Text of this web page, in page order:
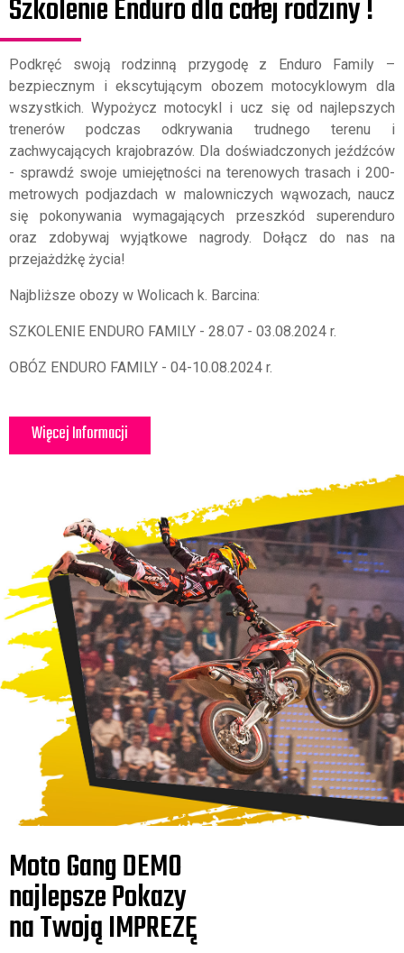
Szkolenie Enduro dla całej rodziny !
Podkręć swoją rodzinną przygodę z Enduro Family –
bezpiecznym i ekscytującym obozem motocyklowym dla
wszystkich. Wypożycz motocykl i ucz się od najlepszych
trenerów podczas odkrywania trudnego terenu i
zachwycających krajobrazów. Dla doświadczonych jeźdźców
- sprawdź swoje umiejętności na terenowych trasach i 200-
metrowych podjazdach w malowniczych wąwozach, naucz
się pokonywania wymagających przeszkód superenduro
oraz zdobywaj wyjątkowe nagrody. Dołącz do nas na
przejażdżkę życia!
Najbliższe obozy w Wolicach k. Barcina:
SZKOLENIE ENDURO FAMILY - 28.07 - 03.08.2024 r.
OBÓZ ENDURO FAMILY - 04-10.08.2024 r.
Więcej Informacji
Moto Gang DEMO
najlepsze Pokazy
na Twoją IMPREZĘ